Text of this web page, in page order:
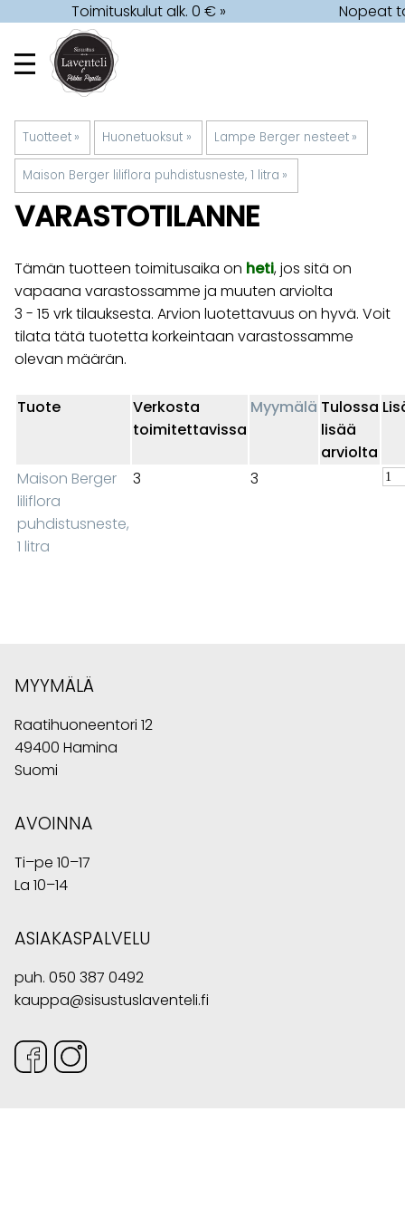
Toimituskulut alk. 0 € » Nopeat
Tuotteet ‪» Huonetuoksut ‪» Lampe Berger nesteet ‪»
Maison Berger liliflora puhdistusneste, 1 litra ‪»
VARASTOTILANNE
Tämän tuotteen toimitusaika on heti, jos sitä on
vapaana varastossamme ja muuten arviolta
3 - 15 vrktilauksesta. Arvion luotettavuus on hyvä. Voit
tilata tätä tuotetta korkeintaan varastossamme
olevan määrän.
Tuote
Verkosta
toimitettavissa
Myymälä Tulossa
lisää
arviolta
Maison Berger
liliflora
puhdistusneste,
1 litra
3 3
MYYMÄLÄ
Raatihuoneentori 12
49400 Hamina
Suomi
AVOINNA
Ti–pe 10–17
La 10–14
ASIAKASPALVELU
puh. 050 387 0492
kauppa@sisustuslaventeli.fi